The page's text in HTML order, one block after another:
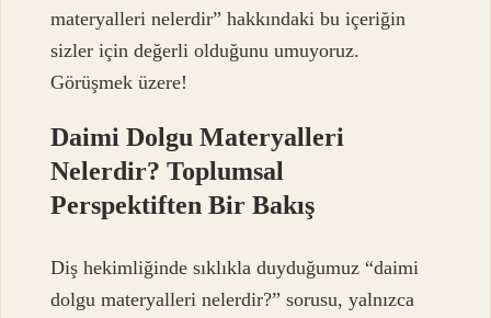
materyalleri nelerdir” hakkındaki bu içeriğin
sizler için değerli olduğunu umuyoruz.
Görüşmek üzere!
Daimi Dolgu Materyalleri
Nelerdir? Toplumsal
Perspektiften Bir Bakış
Diş hekimliğinde sıklıkla duyduğumuz “daimi
dolgu materyalleri nelerdir?” sorusu, yalnızca